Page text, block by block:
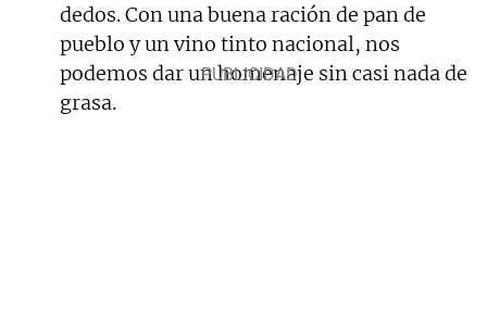
dedos. Con una buena ración de pan de
pueblo y un vino tinto nacional, nos
podemos dar un homenaje sin casi nada de
grasa.